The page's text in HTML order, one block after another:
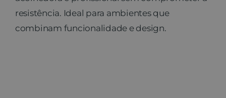
resistência. Ideal para ambientes que
combinam funcionalidade e design.